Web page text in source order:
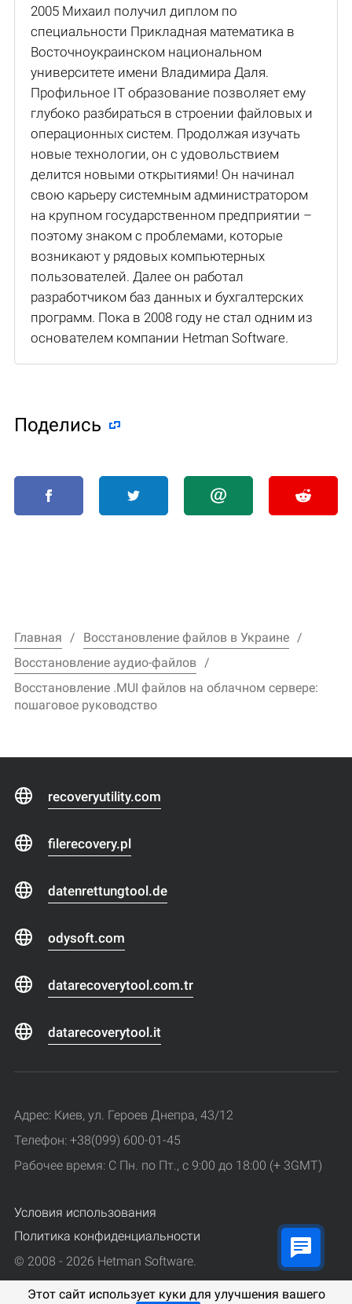
2005 Михаил получил диплом по
специальности Прикладная математика в
Восточноукраинском национальном
университете имени Владимира Даля.
Профильное IT образование позволяет ему
глубоко разбираться в строении файловых и
операционных систем. Продолжая изучать
новые технологии, он с удовольствием
делится новыми открытиями! Он начинал
свою карьеру системным администратором
на крупном государственном предприятии –
поэтому знаком с проблемами, которые
возникают у рядовых компьютерных
пользователей. Далее он работал
разработчиком баз данных и бухгалтерских
программ. Пока в 2008 году не стал одним из
основателем компании Hetman Software.
Поделиcь
Этот сайт использует куки для улучшения вашего
Главная
Восстановление файлов в Украине
Восстановление аудио-файлов
Восстановление .MUI файлов на облачном сервере:
пошаговое руководство
recoveryutility.com
filerecovery.pl
datenrettungtool.de
odysoft.com
datarecoverytool.com.tr
datarecoverytool.it
Адрес: Киев, ул. Героев Днепра, 43/12
Телефон: +38(099) 600-01-45
Рабочее время: С Пн. по Пт., с 9:00 до 18:00 (+ 3GMT)
Условия использования
Политика конфиденциальности
© 2008 - 2026 Hetman Software.
Все права защищены.